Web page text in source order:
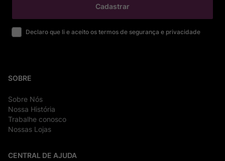
Cadastrar
Declaro que li e aceito os termos de segurança e privacidade
SOBRE
Sobre Nós
Nossa História
Trabalhe conosco
Nossas Lojas
CENTRAL DE AJUDA